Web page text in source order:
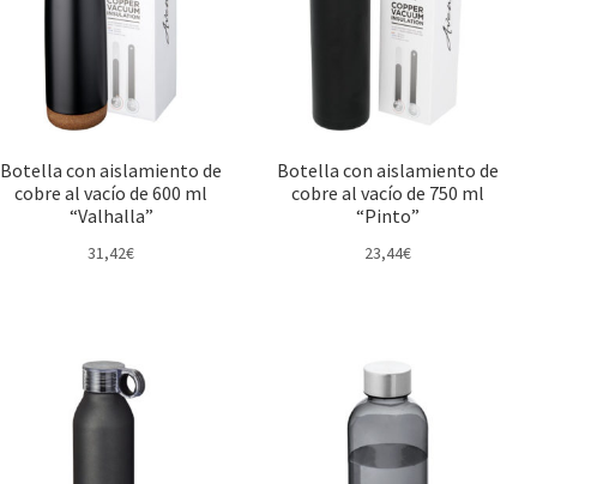
Botella con aislamiento de
cobre al vacío de 600 ml
“Valhalla”
31,42€
Botella con aislamiento de
cobre al vacío de 750 ml
“Pinto”
23,44€